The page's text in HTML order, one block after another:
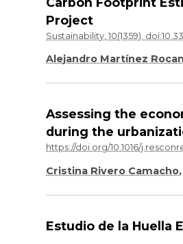
Project
Sustainability, 10(1359).
Alejandro Martínez
Assessing the
during the
https://doi.org/10.1016/
Cristina Rivero Camacho
Estudio de la Huella